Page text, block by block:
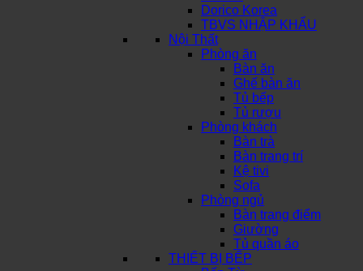
Dorico Korea
TBVS NHẬP KHẨU
Nội Thất
Phòng ăn
Bàn ăn
Ghế bàn ăn
Tủ bếp
Tủ rượu
Phòng khách
Bàn trà
Bàn trang trí
Kệ tivi
Sofa
Phòng ngủ
Bàn trang điểm
Giường
Tủ quần áo
THIẾT BỊ BẾP